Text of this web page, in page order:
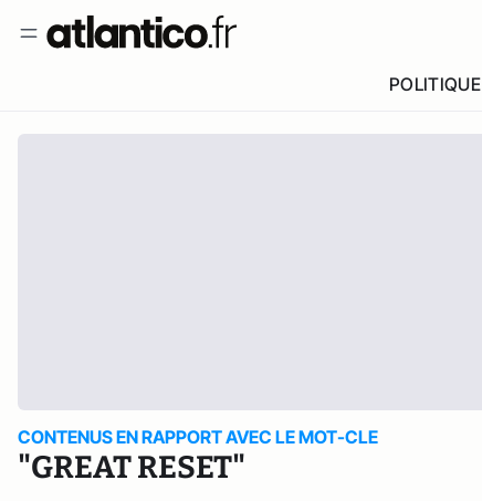
POLITIQUE
CONTENUS EN RAPPORT AVEC LE MOT-CLE
"GREAT RESET"